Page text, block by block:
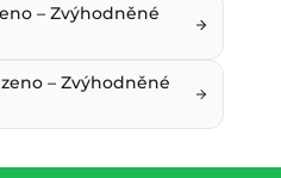
– Zvýhodněné
– Zvýhodněné